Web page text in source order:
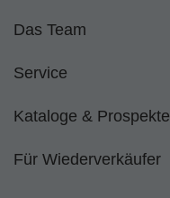
Das Team
Service
Kataloge & Prospekte
Für Wiederverkäufer